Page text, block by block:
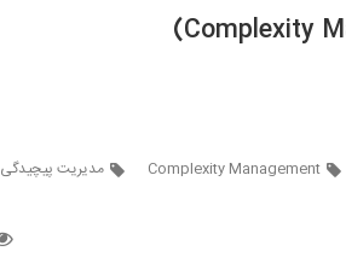
Complexity Management مدیریت پیچیدگی